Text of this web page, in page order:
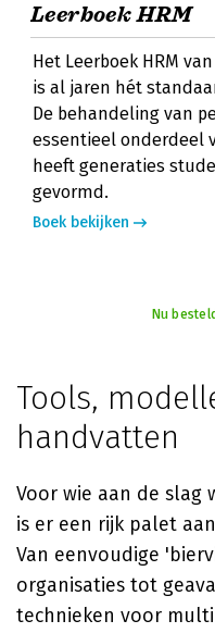
Leerboek HRM
Het Leerboek HRM
is al jaren hét
De behandeling van
essentieel onderdeel
heeft generaties
gevormd.
Boek bekijken
Nu
Tools,
handvatten
Voor wie aan de
is er een rijk palet
Van eenvoudige
organisaties tot
technieken voor